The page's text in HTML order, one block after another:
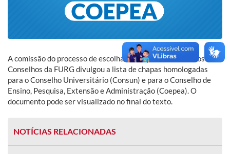
A comissão do processo de escolha dos representantes dos
Conselhos da FURG divulgou a lista de chapas homologadas
para o Conselho Universitário (Consun) e para o Conselho de
Ensino, Pesquisa, Extensão e Administração (Coepea). O
documento pode ser visualizado no final do texto.
NOTÍCIAS RELACIONADAS